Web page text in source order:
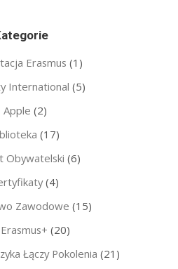
Erasmus (1)
International (5)
Apple (2)
(17)
Obywatelski (6)
(4)
Zawodowe (15)
Erasmus+ (20)
Łączy Pokolenia (21)